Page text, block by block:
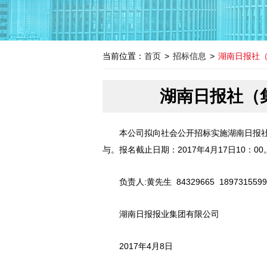
当前位置： 首页 > 招标信息 > 湖南日报社
湖南日报社（
本公司拟向社会公开招标实施湖南日报
与。报名截止日期：2017年4月17日10：00
负责人:黄先生 84329665
湖南日报报业集团有限公司
2017年4月8日